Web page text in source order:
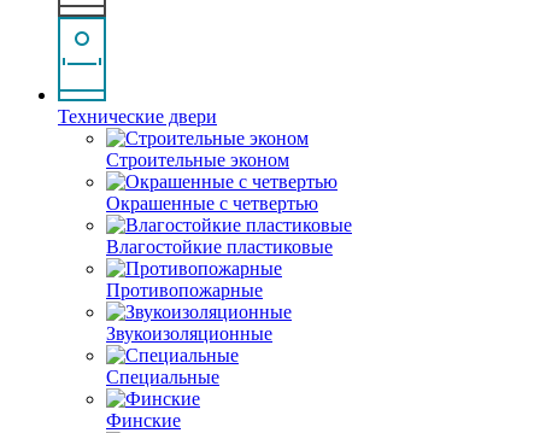
Технические двери
Строительные эконом
Окрашенные с четвертью
Влагостойкие пластиковые
Противопожарные
Звукоизоляционные
Специальные
Финские